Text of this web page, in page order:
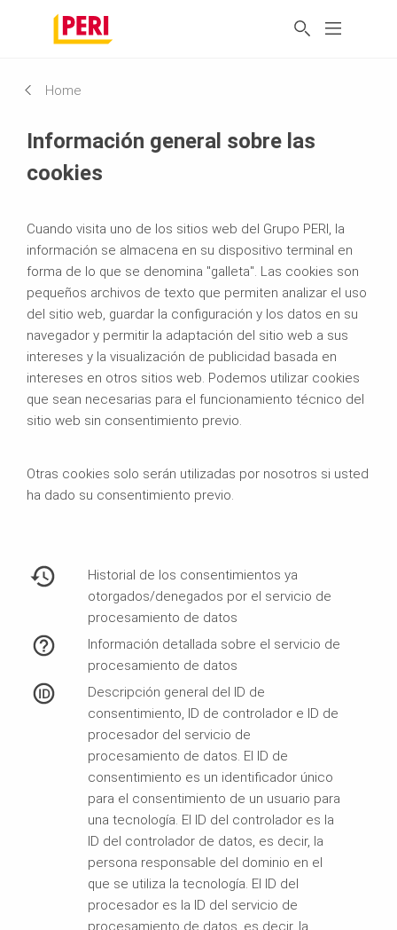
Home
Información general sobre las
cookies
Cuando visita uno de los sitios web del Grupo PERI, la
información se almacena en su dispositivo terminal en
forma de lo que se denomina "galleta". Las cookies son
pequeños archivos de texto que permiten analizar el uso
del sitio web, guardar la configuración y los datos en su
navegador y permitir la adaptación del sitio web a sus
intereses y la visualización de publicidad basada en
intereses en otros sitios web. Podemos utilizar cookies
que sean necesarias para el funcionamiento técnico del
sitio web sin consentimiento previo.
Otras cookies solo serán utilizadas por nosotros si usted
ha dado su consentimiento previo.
Historial de los consentimientos ya
otorgados/denegados por el servicio de
procesamiento de datos
Información detallada sobre el servicio de
procesamiento de datos
Descripción general del ID de
consentimiento, ID de controlador e ID de
procesador del servicio de
procesamiento de datos. El ID de
consentimiento es un identificador único
para el consentimiento de un usuario para
una tecnología. El ID del controlador es la
ID del controlador de datos, es decir, la
persona responsable del dominio en el
que se utiliza la tecnología. El ID del
procesador es la ID del servicio de
procesamiento de datos, es decir, la